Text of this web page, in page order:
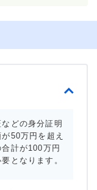
どの身分証明
50万円を超え
計が100万円
となります。